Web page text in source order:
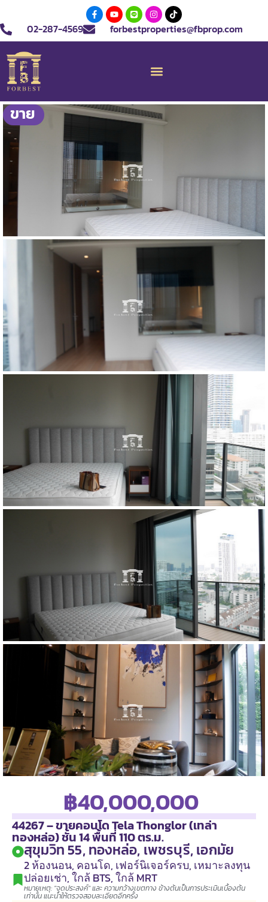
02-287-4569 forbestproperties@fbprop.com
ขาย
฿40,000,000
44267 – ขายคอนโด Tela Thonglor (เทล่า
ทองหล่อ) ชั้น 14 พื้นที่ 110 ตร.ม.
สุขุมวิท 55, ทองหล่อ, เพชรบุรี, เอกมัย
2 ห้องนอน, คอนโด, เฟอร์นิเจอร์ครบ, เหมาะลงทุน
ปล่อยเช่า,ใกล้ BTS,ใกล้ MRT
หมายเหตุ: "จุดประสงค์" และ ความกว้างเขตทาง ข้างต้นเป็นการประเมินเบื้องต้น
เท่านั้น แนะนำให้ตรวจสอบละเอียดอีกครั้ง